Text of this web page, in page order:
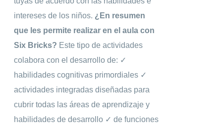
intereses de los niños. ¿En resumen
que les permite realizar en el aula con
Six Bricks? Este tipo de actividades
colabora con el desarrollo de: ✓
habilidades cognitivas primordiales ✓
actividades integradas diseñadas para
cubrir todas las áreas de aprendizaje y
habilidades de desarrollo ✓ de funciones